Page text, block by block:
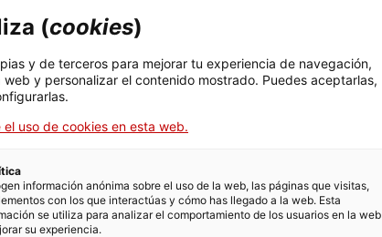
– 19 h
h
E-mail
Redes sociales
(cookies)
y de terceros para mejorar tu experiencia de navegación,
y personalizar el contenido mostrado. Puedes aceptarlas,
uso de cookies en esta web.
información anónima sobre el uso de la web, las páginas que visitas,
con los que interactúas y cómo has llegado a la web. Esta
se utiliza para analizar el comportamiento de los usuarios en la web
su experiencia.